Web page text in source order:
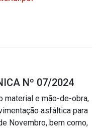
Nº 07/2024
material e mão-de-obra,
asfáltica para
Novembro, bem como,